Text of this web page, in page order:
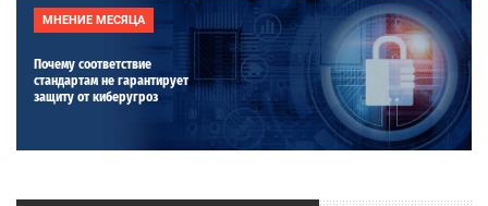
МНЕНИЕ МЕСЯЦА
Почему соответствие
стандартам не гарантирует
защиту от киберугроз